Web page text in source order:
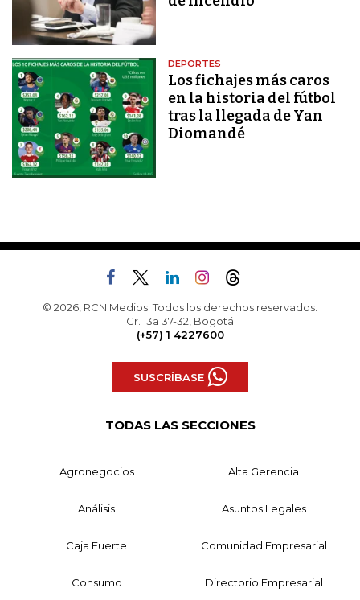
DEPORTES
Los fichajes más caros
en la historia del fútbol
tras la llegada de Yan
Diomandé
© 2026, RCN Medios. Todos los derechos reservados.
Cr. 13a 37-32, Bogotá
(+57) 1 4227600
SUSCRÍBASE
TODAS LAS SECCIONES
Agronegocios Alta Gerencia
Análisis Asuntos Legales
Caja Fuerte Comunidad Empresarial
Consumo Directorio Empresarial